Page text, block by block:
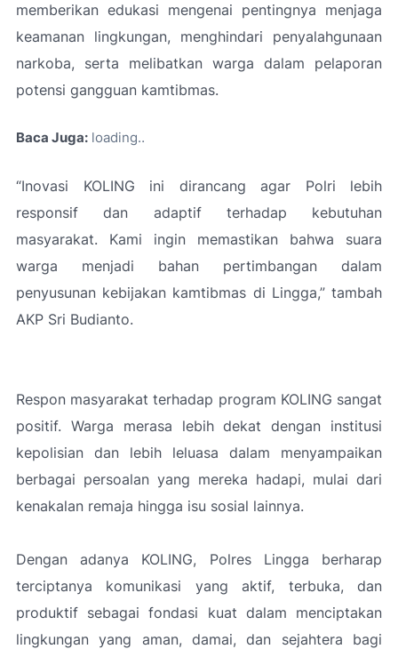
memberikan edukasi mengenai pentingnya menjaga
keamanan lingkungan, menghindari penyalahgunaan
narkoba, serta melibatkan warga dalam pelaporan
potensi gangguan kamtibmas.
Baca Juga: loading
“Inovasi KOLING ini dirancang agar Polri lebih
responsif dan adaptif terhadap kebutuhan
masyarakat. Kami ingin memastikan bahwa suara
warga menjadi bahan pertimbangan dalam
penyusunan kebijakan kamtibmas di Lingga,” tambah
AKP Sri Budianto.
Respon masyarakat terhadap program KOLING sangat
positif. Warga merasa lebih dekat dengan institusi
kepolisian dan lebih leluasa dalam menyampaikan
berbagai persoalan yang mereka hadapi, mulai dari
kenakalan remaja hingga isu sosial lainnya.
Dengan adanya KOLING, Polres Lingga berharap
terciptanya komunikasi yang aktif, terbuka, dan
produktif sebagai fondasi kuat dalam menciptakan
lingkungan yang aman, damai, dan sejahtera bagi